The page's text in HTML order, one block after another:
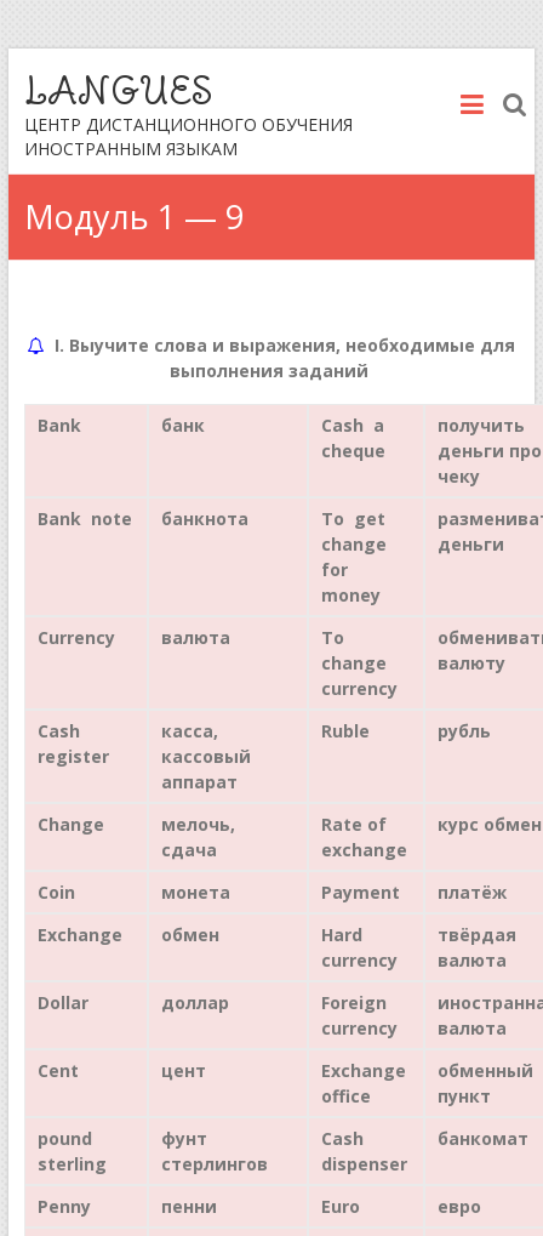
LANGUES
ЦЕНТР ДИСТАНЦИОННОГО ОБУЧЕНИЯ
ИНОСТРАННЫМ ЯЗЫКАМ
Модуль 1 — 9
I. Выучите слова и выражения, необходимые для
выполнения заданий
Bank банк Cash a
cheque
получить
деньги про
чеку
Bank note
банкнота
To get
change
for
money
деньги
Currency валюта
To
change
currency
валюту
Cash
register
касса,
кассовый
аппарат
Ruble рубль
Change
мелочь,
сдача
Rate of
exchange
курс
Coin монета Payment
платёж
Exchange
обмен
Hard
currency
твёрдая
валюта
Dollar
доллар
Foreign
currency
валюта
Cent
цент
Exchange
office
обменный
пункт
pound
sterling
фунт
стерлингов
Cash
dispenser
банкомат
Penny пенни Euro
евро